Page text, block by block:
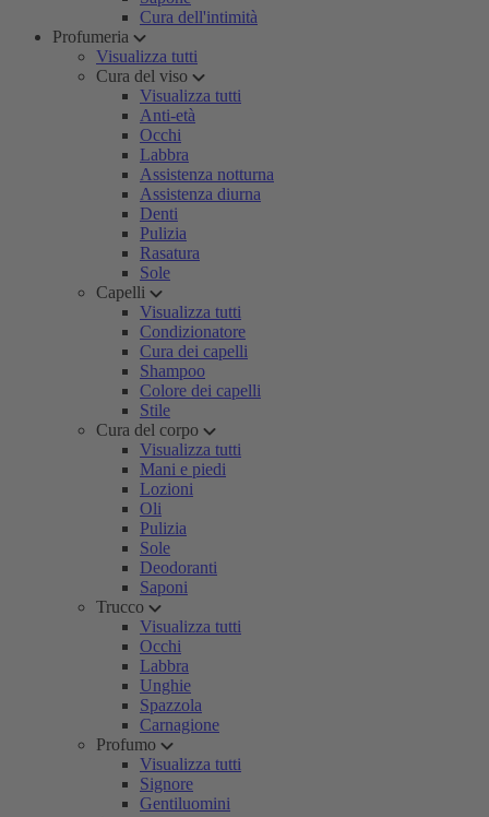
Cura dell'intimità
Profumeria
Visualizza tutti
Cura del viso
Visualizza tutti
Anti-età
Occhi
Labbra
Assistenza notturna
Assistenza diurna
Denti
Pulizia
Rasatura
Sole
Capelli
Visualizza tutti
Condizionatore
Cura dei capelli
Shampoo
Colore dei capelli
Stile
Cura del corpo
Visualizza tutti
Mani e piedi
Lozioni
Oli
Pulizia
Sole
Deodoranti
Saponi
Trucco
Visualizza tutti
Occhi
Labbra
Unghie
Spazzola
Carnagione
Profumo
Visualizza tutti
Signore
Gentiluomini